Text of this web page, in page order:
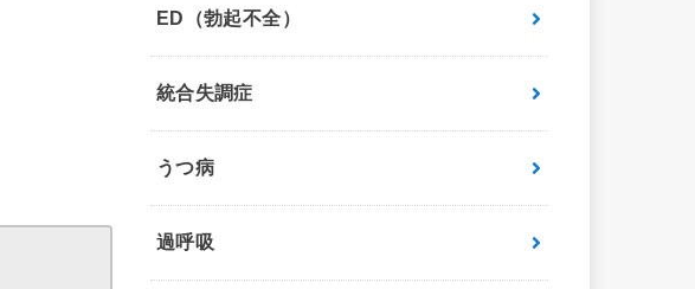
ED（勃起不全）
統合失調症
うつ病
過呼吸